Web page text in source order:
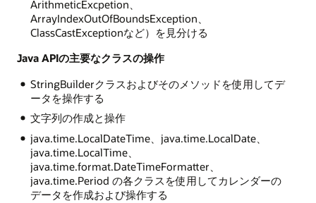
ArithmeticExcpetion、
ArrayIndexOutOfBoundsException、
ClassCastExceptionなど）を見分ける
Java APIの主要なクラスの操作
StringBuilderクラスおよびそのメソッドを使用してデ
ータを操作する
文字列の作成と操作
java.time.LocalDateTime、java.time.LocalDate、
java.time.LocalTime、
java.time.format.DateTimeFormatter、
java.time.Period の各クラスを使用してカレンダーの
データを作成および操作する